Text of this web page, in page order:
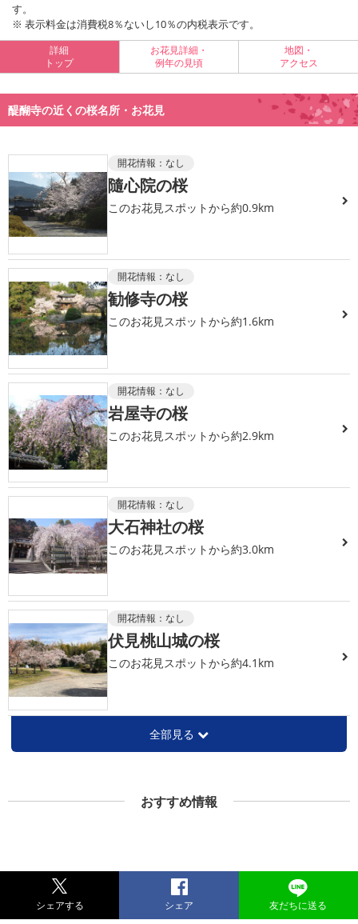
す。
※ 表示料金は消費税8％ないし10％の内税表示です。
詳細
トップ
お花見詳細・
例年の見頃
地図・
アクセス
醍醐寺の近くの桜名所・お花見
開花情報： なし
隨心院の桜
このお花見スポットから約0.9km
開花情報： なし
勧修寺の桜
このお花見スポットから約1.6km
開花情報： なし
岩屋寺の桜
このお花見スポットから約2.9km
開花情報： なし
大石神社の桜
このお花見スポットから約3.0km
開花情報： なし
伏見桃山城の桜
このお花見スポットから約4.1km
全部見る
おすすめ情報
シェアする シェア 友だちに送る